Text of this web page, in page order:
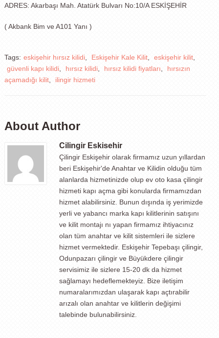
ADRES: Akarbaşı Mah. Atatürk Bulvarı No:10/A ESKİŞEHİR
( Akbank Bim ve A101 Yanı )
Tags: eskişehir hırsız kilidi, Eskişehir Kale Kilit, eskişehir kilit,
güvenli kapı kilidi, hırsız kilidi, hırsız kilidi fiyatları,
hırsızın
açamadığı kilit, ilingir hizmeti
About Author
Cilingir Eskisehir
Çilingir Eskişehir olarak firmamız uzun yıllardan
beri Eskişehir'de Anahtar ve Kilidin olduğu tüm
alanlarda hizmetinizde olup ev oto kasa çilingir
hizmeti kapı açma gibi konularda firmamızdan
hizmet alabilirsiniz. Bunun dışında iş yerimizde
yerli ve yabancı marka kapı kilitlerinin satışını
ve kilit montajı nı yapan firmamız ihtiyacınız
olan tüm anahtar ve kilit sistemleri ile sizlere
hizmet vermektedir. Eskişehir Tepebaşı çilingir,
Odunpazarı çilingir ve Büyükdere çilingir
servisimiz ile sizlere 15-20 dk da hizmet
sağlamayı hedeflemekteyiz. Bize iletişim
numaralarımızdan ulaşarak kapı açtırabilir
arızalı olan anahtar ve kilitlerin değişimi
talebinde bulunabilirsiniz.